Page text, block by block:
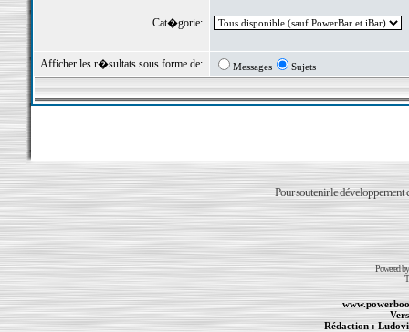
Cat�gorie:
Afficher les r�sultats sous forme de: Messages Sujets
Pour soutenir le développement
Powered
Rédaction :